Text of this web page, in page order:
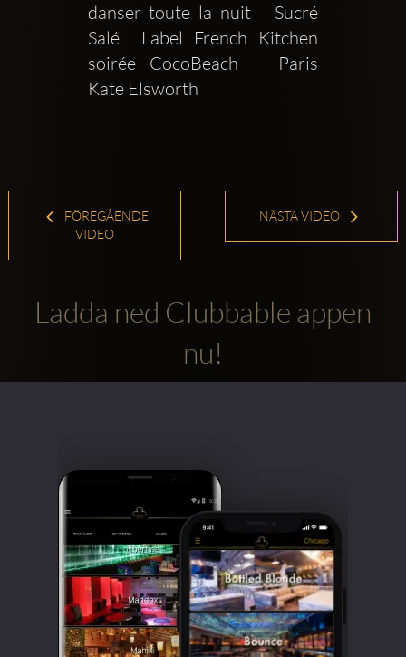
danser toute la nuit   Sucré
Salé  Label French Kitchen
soirée CocoBeach   Paris
Kate Elsworth
FÖREGÅENDE
VIDEO
NÄSTA VIDEO
Ladda ned Clubbable appen
nu!